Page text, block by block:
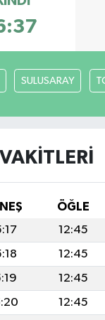
SULUSARAY
ÖĞLE
12:45
12:45
12:45
12:45